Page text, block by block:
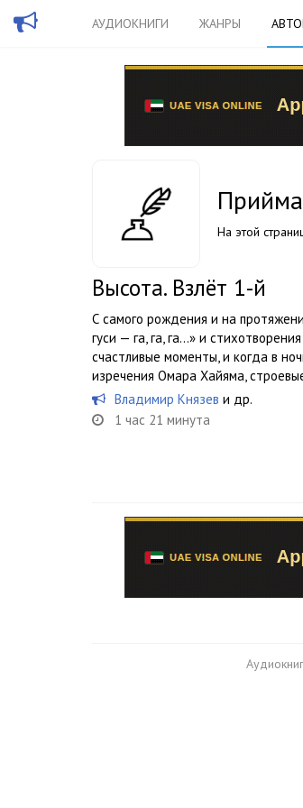
АУДИОКНИГИ ЖАНРЫ
На этой
Высота. Взлёт 1-й
С самого рождения и на
гуси — га, га, га...» и
счастливые моменты, и когда в
изречения Омара Хайяма,
Владимир Князев и др.
1 час 21 минута